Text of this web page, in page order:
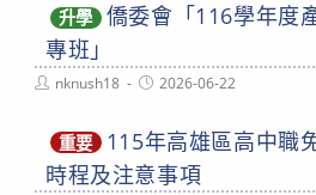
升學 僑委會「116學年度
專班」
Postnknush18
Post2026-06-22
重要
115年高雄區高中職
時程及注意事項